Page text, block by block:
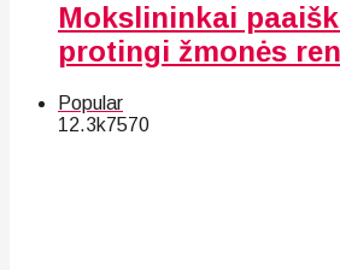
Mokslininkai
protingi žmonės
Popular
12.3k7570